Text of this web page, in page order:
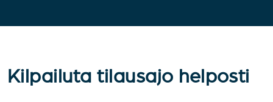
Kilpailuta tilausajo helposti